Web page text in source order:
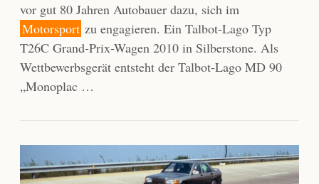
vor gut 80 Jahren Autobauer dazu, sich im
Motorsport zu engagieren. Ein Talbot-Lago Typ
T26C Grand-Prix-Wagen 2010 in Silberstone. Als
Wettbewerbsgerät entsteht der Talbot-Lago MD 90
„Monoplac …